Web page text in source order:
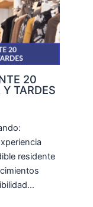
20
TARDES
residente